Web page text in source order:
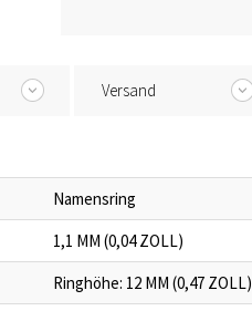
Versand
Namensring
1,1 MM (0,04 ZOLL)
Ringhöhe: 12 MM (0,47 ZOLL)